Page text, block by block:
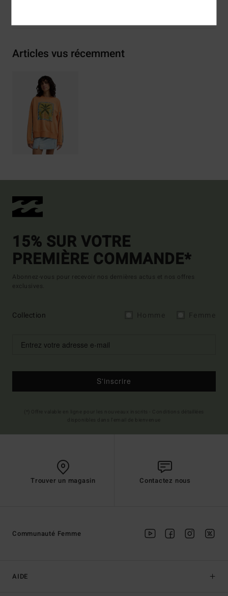
Articles vus récemment
15% SUR VOTRE
PREMIÈRE COMMANDE*
Abonnez-vous pour recevoir nos dernières actus et nos offres
exclusives.
Collection
S'inscrire
Trouver un magasin Contactez nous
AIDE
Communauté Femme